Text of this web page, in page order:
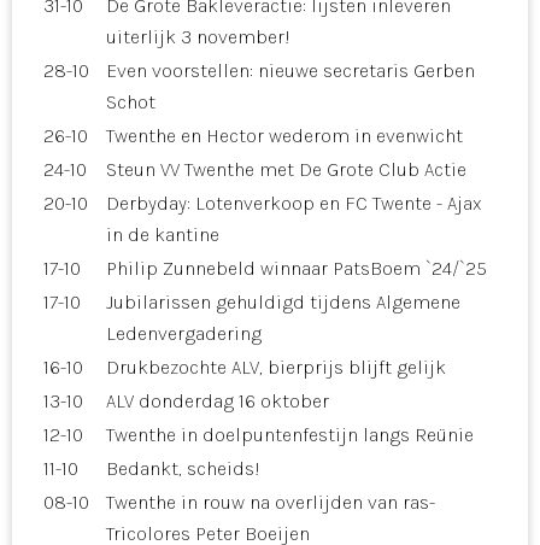
31-10
De Grote Bakleveractie: lijsten inleveren
uiterlijk 3 november!
28-10
Even voorstellen: nieuwe secretaris Gerben
Schot
26-10
Twenthe en Hector wederom in evenwicht
24-10
Steun VV Twenthe met De Grote Club Actie
20-10
Derbyday: Lotenverkoop en FC Twente - Ajax
in de kantine
17-10
Philip Zunnebeld winnaar PatsBoem `24/`25
17-10
Jubilarissen gehuldigd tijdens Algemene
Ledenvergadering
16-10
Drukbezochte ALV, bierprijs blijft gelijk
13-10
ALV donderdag 16 oktober
12-10
Twenthe in doelpuntenfestijn langs Reünie
11-10
Bedankt, scheids!
08-10
Twenthe in rouw na overlijden van ras-
Tricolores Peter Boeijen